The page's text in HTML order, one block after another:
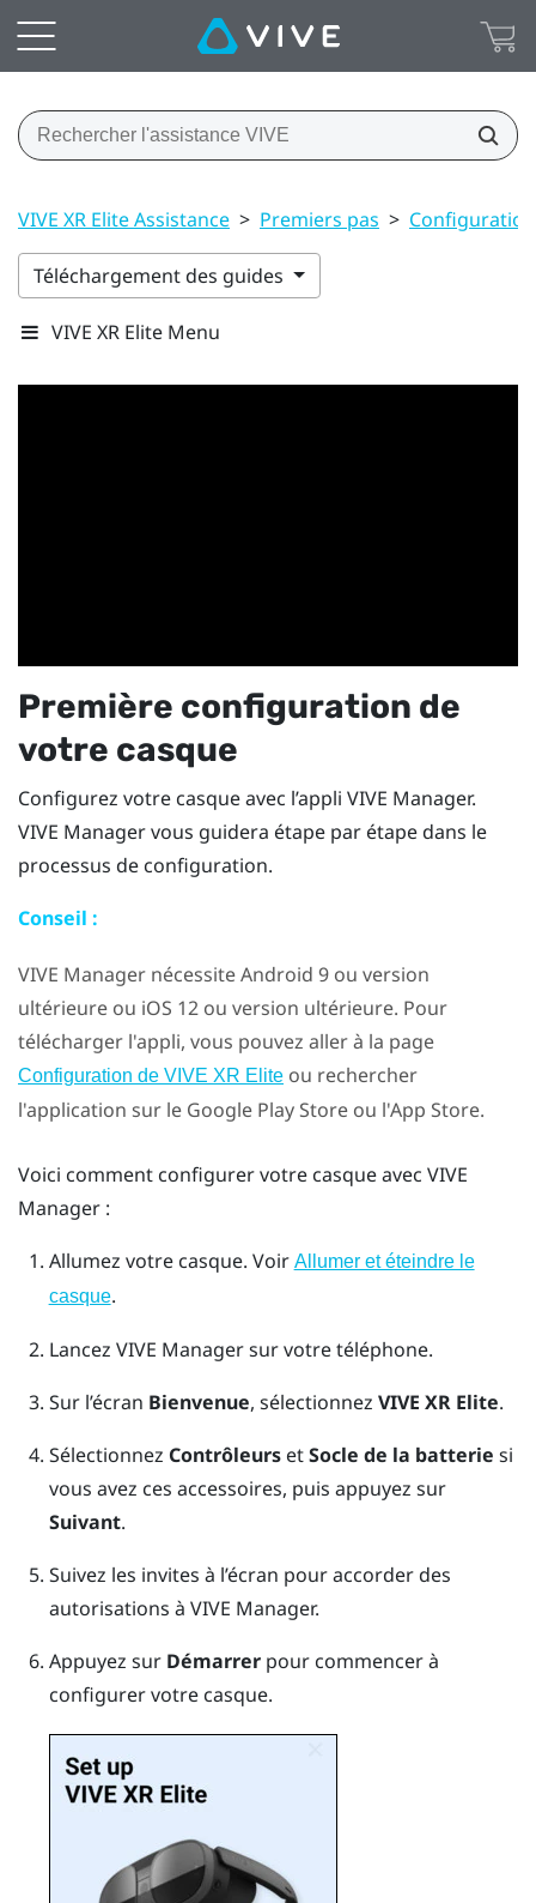
VIVE XR Elite Assistance > Premiers pas >
Téléchargement des guides
VIVE XR Elite Menu
Première configuration de
votre casque
Configurez votre casque avec l’appli VIVE Manager.
VIVE Managervous guidera étape par étape dans le
processus de configuration.
Conseil :
VIVE Manager nécessiteAndroid 9 ou version
ultérieure ou iOS 12 ou version ultérieure. Pour
télécharger l'appli, vous pouvez aller à la page
Configuration de VIVE XR Elite ou rechercher
l'application sur le Google Play Store ou l'App Store.
Voici comment configurer votre casque avec VIVE
Manager :
Allumez votre casque. Voir Allumer et éteindre le
casque.
Lancez VIVE Managersur votre téléphone.
Sur l’écran Bienvenue, sélectionnez VIVE XR Elite.
Sélectionnez ContrôleursetSocle de la batterie si
vous avez ces accessoires, puis appuyez sur
Suivant.
Suivez les invites à l’écran pour accorder des
autorisations à VIVE Manager.
Appuyez sur Démarrerpour commencer à
configurer votre casque.